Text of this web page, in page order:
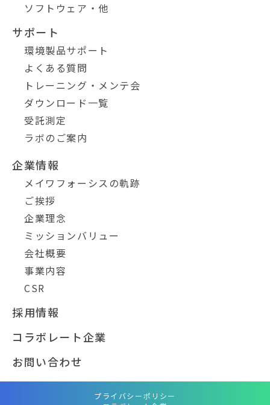
ソフトウェア・他
サポート
環境製品サポート
よくある質問
トレーニング・メンテ会
ダウンロード一覧
受託測定
ラボのご案内
企業情報
メイワフォーシスの軌跡
ご挨拶
企業理念
ミッションバリュー
会社概要
事業内容
CSR
採用情報
コラボレート企業
お問い合わせ
プライバシーポリシー